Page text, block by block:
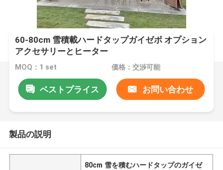
60-80cm 雪積載ハードタップガイゼボ オプション
アクセサリーとヒーター
MOQ：1 set 価格：交渉可能
ベストプライス お問い合わせ
製品の説明
80cm 雪を積むハードタップのガイゼ